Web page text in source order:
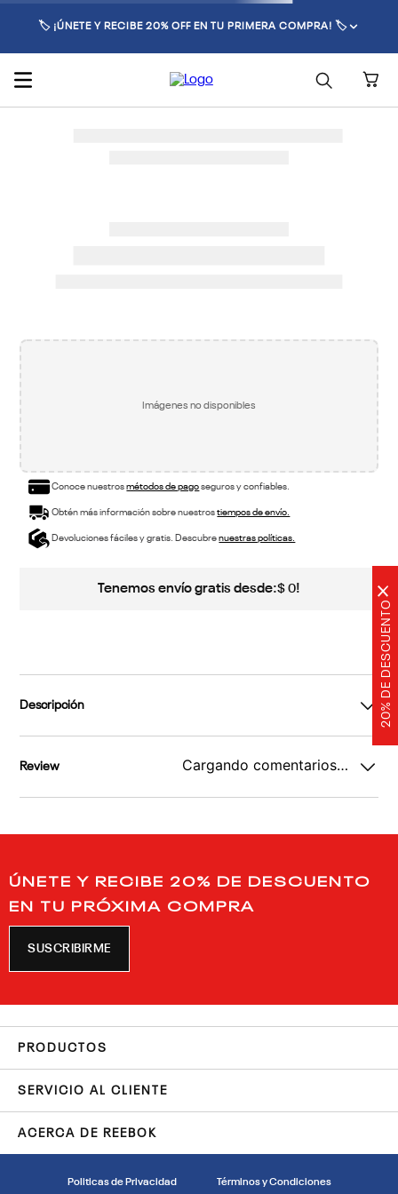
20% DE DESCUENTO
×
🏷️ ¡ÚNETE Y RECIBE 20% OFF EN TU PRIMERA COMPRA! 🏷️
Imágenes no disponibles
Conoce nuestrosmétodos de pagoseguros y confiables.
Obtén más información sobre nuestrostiempos de envío.
Devoluciones fáciles y gratis. Descubrenuestras políticas.
Tenemos envío gratis desde:$ 0!
Descripción
Review Cargando comentarios…
ÚNETE Y RECIBE 20% DE DESCUENTO
EN TU PRÓXIMA COMPRA
SUSCRIBIRME
PRODUCTOS
SERVICIO AL CLIENTE
ACERCA DE REEBOK
Politicas de Privacidad Términos y Condiciones